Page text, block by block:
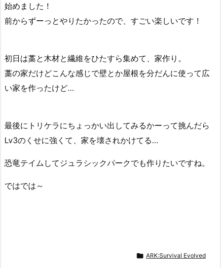
始めました！
前からずーっとやりたかったので、すごい楽しいです！
初日は藁と木材と繊維をひたすら集めて、家作り。
藁の家だけどこんな感じで壁とか屋根を分だんに使って広
い家を作ったけど…
最後にトリケラにちょっかい出してみるかーって挑んだら
Lv3のくせに強くて、家を壊されかけてる…
恐竜テイムしてジュラシックパークでも作りたいですね。
ではでは～
 ARK:Survival Evolved